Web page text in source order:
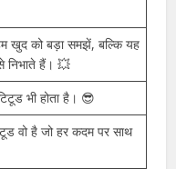
दोस्त सिर्फ दिल से होते हैं।
वक्त बुरा हो, और सच्चे दोस्त
💯
हमारा ऐटिटूड हमेशा परफेक्ट